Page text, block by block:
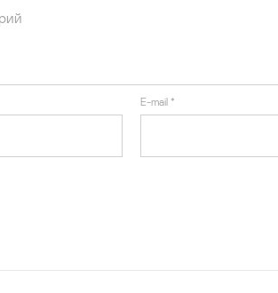
E-mail *